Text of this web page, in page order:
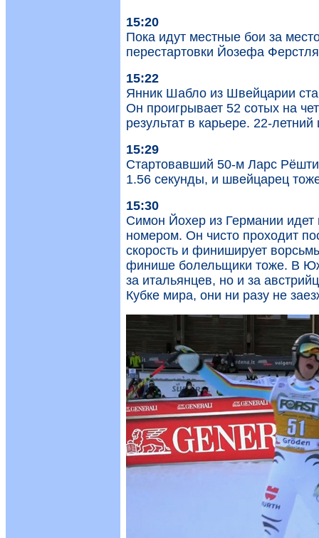
15:20
Пока идут местные бои за
перестартовки Йозефа
15:22
Янник Шабло из Швейцарии
Он проигрывает 52 сотых на
результат в карьере. 22-
15:29
Стартовавший 50-м Ларс
1.56 секунды, и швейцарец
15:30
Симон Йохер из Германии
номером. Он чисто проходит
скорость и финиширует
финише болельщики тоже. В
за итальянцев, но и за
Кубке мира, они ни разу не